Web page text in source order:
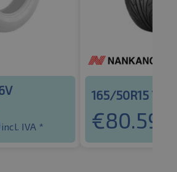
incl. IVA *
165/50R15 72V
€80.59